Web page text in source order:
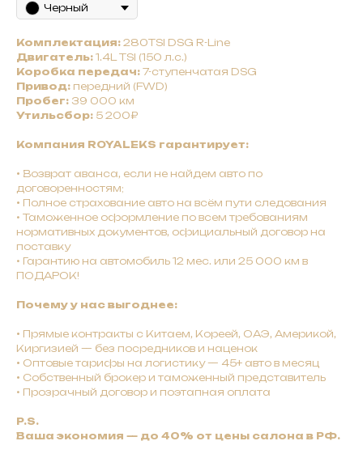
Черный
Комплектация: 280TSI DSG R-Line
Двигатель: 1.4L TSI (150 л.с.)
Коробка передач: 7-ступенчатая DSG
Привод: передний (FWD)
Пробег: 39 000 км
Утильсбор: 5 200₽
Компания ROYALEKS гарантирует:
• Bозврат авaнca, ecли нe нaйдeм авто по
договоренностям;
• Полное страхование авто на всём пути следования
• Таможенное оформление по всем требованиям
нормативных документов, официальный договор на
поставку
• Гарантию на автомобиль 12 мес. или 25 000 км в
ПОДАРОК!
Почему у нас выгоднее:
• Прямые контракты с Китаем, Кореей, ОАЭ, Америкой,
Киргизией — без посредников и наценок
• Оптовые тарифы на логистику — 45+ авто в месяц
• Собственный брокер и таможенный представитель
• Прозрачный договор и поэтапная оплата
P.S.
Ваша экономия — до 40% от цены салона в РФ.